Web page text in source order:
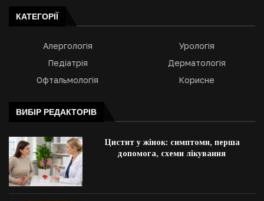
КАТЕГОРІЇ
Алергологія
Урологія
Педіатрія
Дерматологія
Офтальмологія
Корисне
ВИБІР РЕДАКТОРІВ
Цистит у жінок: симптоми, перша
допомога, схеми лікування